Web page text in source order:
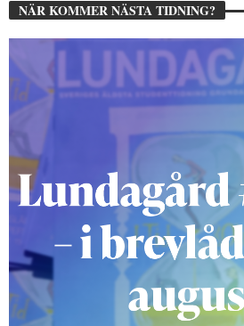
NÄR KOMMER NÄSTA TIDNING?